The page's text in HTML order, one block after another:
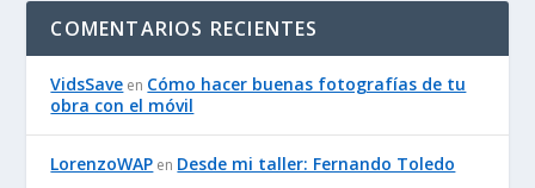
COMENTARIOS RECIENTES
VidsSave en Cómo hacer buenas fotografías de tu
obra con el móvil
LorenzoWAP en Desde mi taller: Fernando Toledo